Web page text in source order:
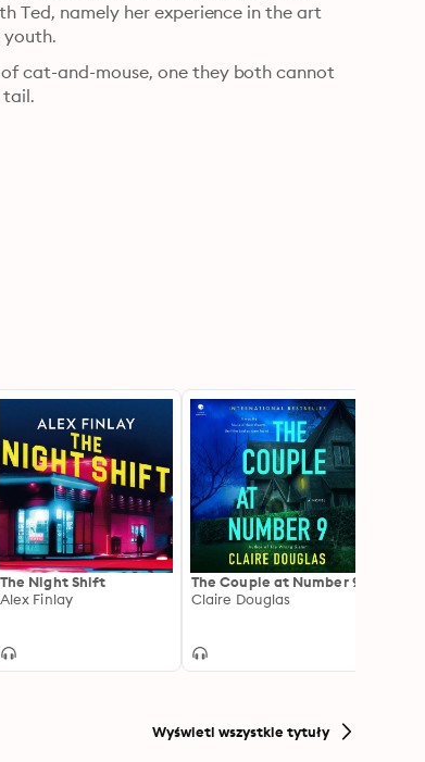
Ted, namely her experience in the art
youth.
cat-and-mouse, one they both cannot
tail.
The Night Shift
Alex Finlay
The Couple at Number 9
Claire Douglas
Wyświetl wszystkie tytuły